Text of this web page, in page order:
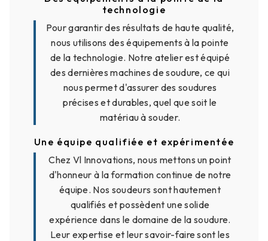
technologie
Pour garantir des résultats de haute qualité,
nous utilisons des équipements à la pointe
de la technologie. Notre atelier est équipé
des dernières machines de soudure, ce qui
nous permet d'assurer des soudures
précises et durables, quel que soit le
matériau à souder.
Une équipe qualifiée et expérimentée
Chez Vl Innovations, nous mettons un point
d'honneur à la formation continue de notre
équipe. Nos soudeurs sont hautement
qualifiés et possèdent une solide
expérience dans le domaine de la soudure.
Leur expertise et leur savoir-faire sont les